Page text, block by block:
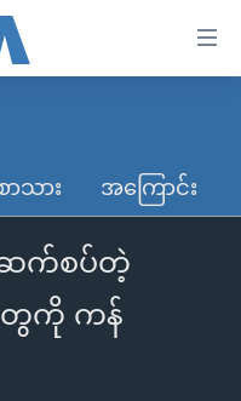
သား အကြောင်း
ဆက်စပ်တဲ့
ေကို ကန်